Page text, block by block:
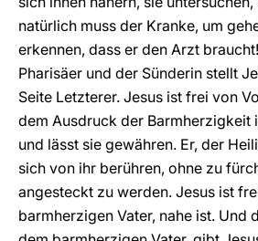
natürlich muss der Kranke, um
erkennen, dass er den Arzt
Pharisäer und der Sünderin stellt
Seite Letzterer. Jesus ist frei von
dem Ausdruck der Barmherzigkeit
und lässt sie gewähren. Er, der
sich von ihr berühren, ohne zu
angesteckt zu werden. Jesus ist
barmherzigen Vater, nahe ist. Und